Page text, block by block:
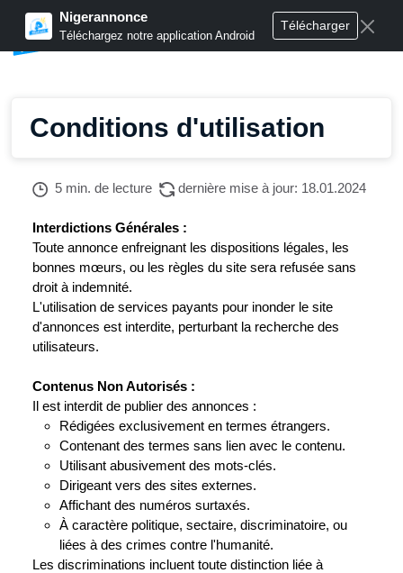
Nigerannonce
Téléchargez notre application Android
Télécharger
Publier annonces
Conditions d'utilisation
5 min. de lecture dernière mise à jour: 18.01.2024
Interdictions Générales :
Toute annonce enfreignant les dispositions légales, les
bonnes mœurs, ou les règles du site sera refusée sans
droit à indemnité.
L'utilisation de services payants pour inonder le site
d'annonces est interdite, perturbant la recherche des
utilisateurs.
Contenus Non Autorisés :
Il est interdit de publier des annonces :
Rédigées exclusivement en termes étrangers.
Contenant des termes sans lien avec le contenu.
Utilisant abusivement des mots-clés.
Dirigeant vers des sites externes.
Affichant des numéros surtaxés.
À caractère politique, sectaire, discriminatoire, ou
liées à des crimes contre l'humanité.
Les discriminations incluent toute distinction liée à